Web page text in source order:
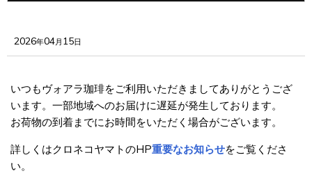
2026年04月 15日
いつもヴォアラ珈琲をご利用いただきましてありがとうござ
います。一部地域へのお届けに遅延が発生しております。
お荷物の到着までにお時間をいただく場合がございます。
詳しくはクロネコヤマトのHP重要なお知らせをご覧くださ
い。